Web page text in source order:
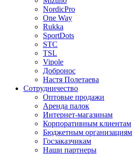
NordicPro
One Way
Rukka
SportDots
STC
TSL
Vipole
Добронос
Настя Полетаева
Сотрудничество
Оптовые продажи
Аренда палок
Интернет-магазинам
Корпоративным клиентам
Бюджетным организациям
Госзаказчикам
Наши партнеры